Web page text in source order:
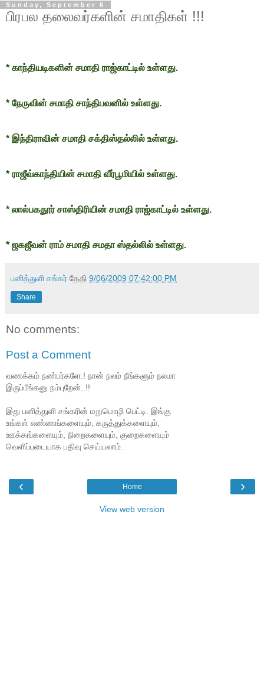
Sunday, September 6
பிரபல தலைவர்களின் சமாதிகள் !!!
* காந்தியடிகளின் சமாதி ராஜ்காட்டில் உள்ளது.
* நேருவின் சமாதி சாந்திபவனில் உள்ளது.
* இந்திராவின் சமாதி சக்திஸ்தல்லில் உள்ளது.
* ராஜீவ்காந்தியின் சமாதி வீர்பூமியில் உள்ளது.
* லால்பகதூர் சாஸ்திரியின் சமாதி ராஜ்காட்டில் உள்ளது.
* ஜகஜீவன் ராம் சமாதி சமதா ஸ்தல்லில் உள்ளது.
பனித்துளி சங்கர் தேதி 9/06/2009 07:42:00 PM
Share
No comments:
Post a Comment
வணக்கம் நண்பர்களே.! நான் நலம் நீங்களும் நலமா
இருப்பீங்கனு நம்புறேன்..!!
இது பனித்துளி சங்கரின் மறுமொழி பெட்டி. இங்கு
உங்கள் எண்ணங்களையும், கருத்துக்களையும்,
ஊக்கங்களையும், நிறைகளையும், குறைகளையும்
வெளிப்படையாக பதிவு செய்யலாம்.
‹ ›
Home
View web version